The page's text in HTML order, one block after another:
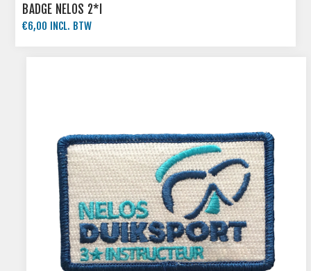
BADGE NELOS 2*I
€6,00 INCL. BTW